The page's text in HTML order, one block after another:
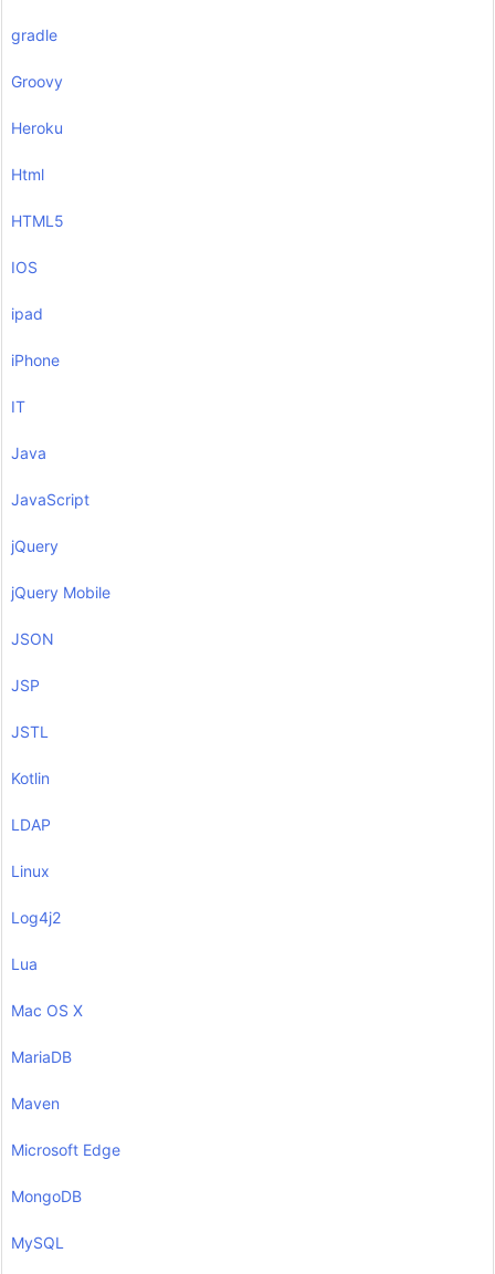
gradle
Groovy
Heroku
Html
HTML5
IOS
ipad
iPhone
IT
Java
JavaScript
jQuery
jQuery Mobile
JSON
JSP
JSTL
Kotlin
LDAP
Linux
Log4j2
Lua
Mac OS X
MariaDB
Maven
Microsoft Edge
MongoDB
MySQL